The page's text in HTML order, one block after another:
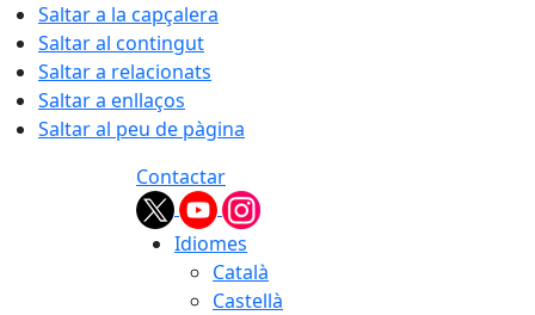
Saltar a la capçalera
Saltar al contingut
Saltar a relacionats
Saltar a enllaços
Saltar al peu de pàgina
Contactar
Idiomes
Català
Castellà